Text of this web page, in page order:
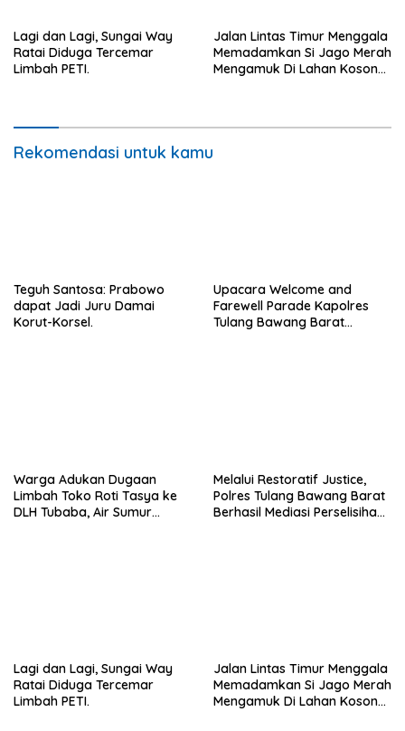
Lagi dan Lagi, Sungai Way
Ratai Diduga Tercemar
Limbah PETI.
Jalan Lintas Timur Menggala
Memadamkan Si Jago Merah
Mengamuk Di Lahan Kosong,
Rekomendasi untuk kamu
Teguh Santosa: Prabowo
dapat Jadi Juru Damai
Korut-Korsel.
Upacara Welcome and
Farewell Parade Kapolres
Tulang Bawang Barat
Warga Adukan Dugaan
Limbah Toko Roti Tasya ke
DLH Tubaba, Air Sumur
Melalui Restoratif Justice,
Polres Tulang Bawang Barat
Berhasil Mediasi Perselisihan
Lagi dan Lagi, Sungai Way
Ratai Diduga Tercemar
Limbah PETI.
Jalan Lintas Timur Menggala
Memadamkan Si Jago Merah
Mengamuk Di Lahan Kosong,